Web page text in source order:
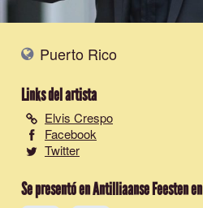
Puerto Rico
Links del artista
Elvis Crespo
Facebook
Twitter
Se presentó en Antilliaanse Feesten en